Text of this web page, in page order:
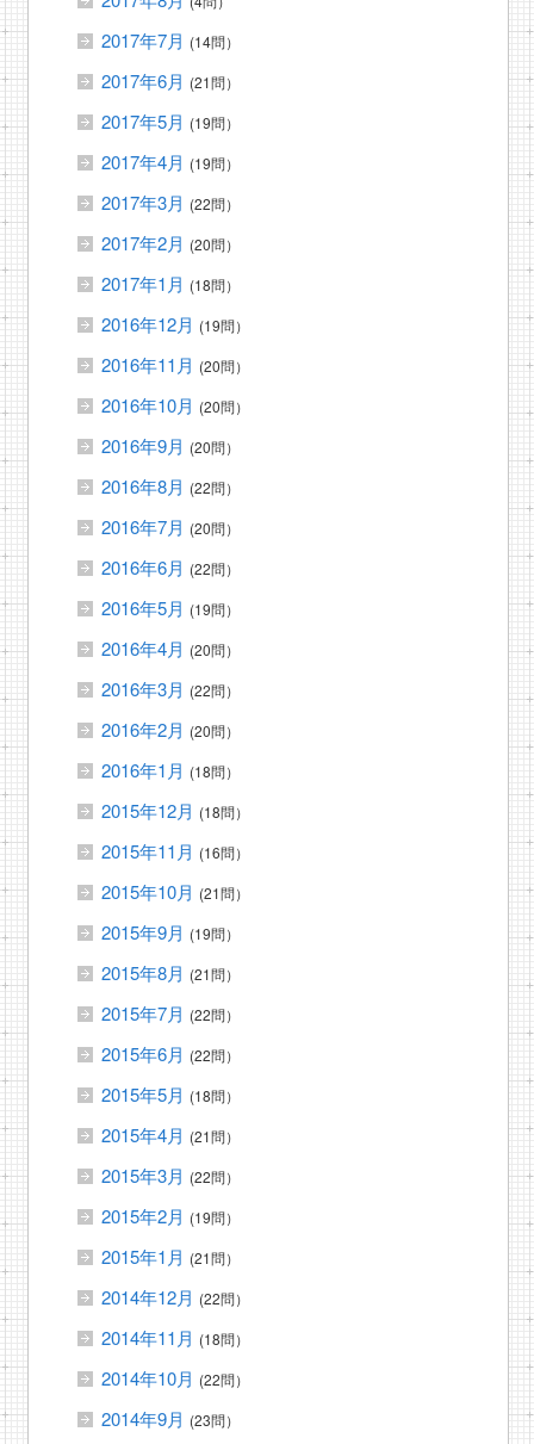
2017年7月 (14問）
2017年6月 (21問）
2017年5月 (19問）
2017年4月 (19問）
2017年3月 (22問）
2017年2月 (20問）
2017年1月 (18問）
2016年12月 (19問）
2016年11月 (20問）
2016年10月 (20問）
2016年9月 (20問）
2016年8月 (22問）
2016年7月 (20問）
2016年6月 (22問）
2016年5月 (19問）
2016年4月 (20問）
2016年3月 (22問）
2016年2月 (20問）
2016年1月 (18問）
2015年12月 (18問）
2015年11月 (16問）
2015年10月 (21問）
2015年9月 (19問）
2015年8月 (21問）
2015年7月 (22問）
2015年6月 (22問）
2015年5月 (18問）
2015年4月 (21問）
2015年3月 (22問）
2015年2月 (19問）
2015年1月 (21問）
2014年12月 (22問）
2014年11月 (18問）
2014年10月 (22問）
2014年9月 (23問）